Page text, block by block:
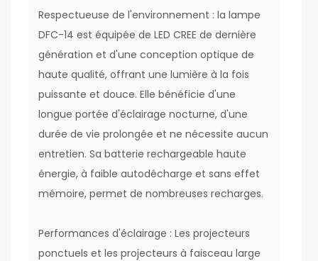
Respectueuse de l'environnement : la lampe
DFC-14 est équipée de LED CREE de dernière
génération et d'une conception optique de
haute qualité, offrant une lumière à la fois
puissante et douce. Elle bénéficie d'une
longue portée d'éclairage nocturne, d'une
durée de vie prolongée et ne nécessite aucun
entretien. Sa batterie rechargeable haute
énergie, à faible autodécharge et sans effet
mémoire, permet de nombreuses recharges.
Performances d'éclairage : Les projecteurs
ponctuels et les projecteurs à faisceau large